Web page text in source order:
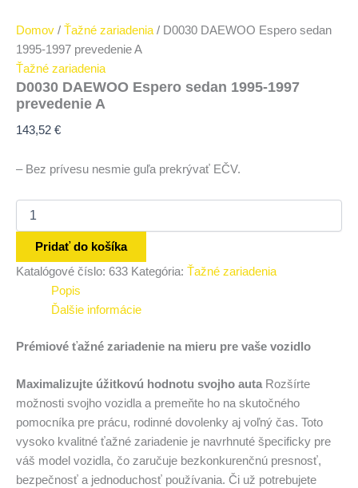
Domov / Ťažné zariadenia / D0030 DAEWOO Espero sedan
1995-1997 prevedenie A
Ťažné zariadenia
D0030 DAEWOO Espero sedan 1995-1997
prevedenie A
143,52 €
– Bez prívesu nesmie guľa prekrývať EČV.
Pridať do košíka
Katalógové číslo: 633 Kategória: Ťažné zariadenia
Popis
Ďalšie informácie
Prémiové ťažné zariadenie na mieru pre vaše vozidlo
Maximalizujte úžitkovú hodnotu svojho autaRozšírte
možnosti svojho vozidla a premeňte ho na skutočného
pomocníka pre prácu, rodinné dovolenky aj voľný čas. Toto
vysoko kvalitné ťažné zariadenie je navrhnuté špecificky pre
váš model vozidla, čo zaručuje bezkonkurenčnú presnosť,
bezpečnosť a jednoduchosť používania. Či už potrebujete